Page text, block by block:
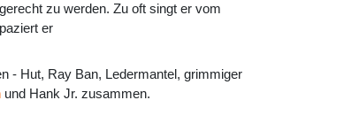
zu werden. Zu oft singt er vom
er
- Hut, Ray Ban, Ledermantel, grimmiger
und Hank Jr. zusammen.